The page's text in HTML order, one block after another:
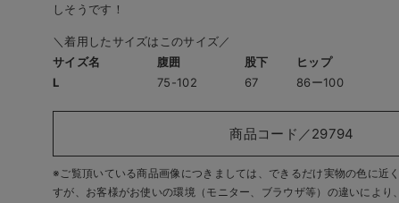
しそうです！
＼着用したサイズはこのサイズ／
サイズ名
腹囲 股下 ヒップ
L
75-102 67 86ー100
商品コード／29794
※ご覧頂いている商品画像につきましては、できるだけ実物の色に近
すが、 お客様がお使いの環境（モニター、ブラウザ等）の違いにより